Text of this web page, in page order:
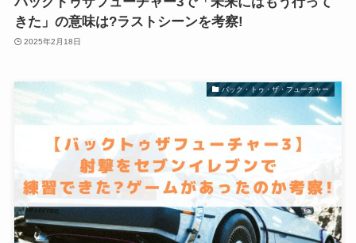
きた」の意味は?ラストシーンを考察!
2025年2月18日
バック・トゥ・ザ・フューチャー